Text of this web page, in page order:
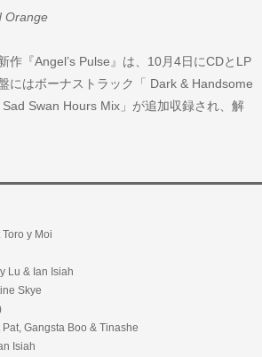
Orange
作『Angel’s Pulse』は、10月4日にCDとLP
にはボーナストラック「 Dark & Handsome
Swan Hours Mix」が追加収録され、解
y Moi
Lu & Ian Isiah
Skye
Gangsta Boo & Tinashe
Isiah